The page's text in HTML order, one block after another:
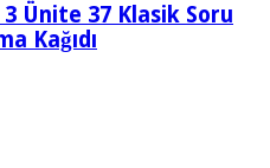
3 Ünite 37 Klasik Soru
Kağıdı